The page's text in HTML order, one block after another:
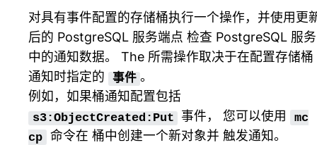
对具有事件配置的存储桶执行一个操作，并使用更
后的 PostgreSQL 服务端点 检查 PostgreSQL 服务
中的通知数据。 The 所需操作取决于在配置存储桶
通知时指定的
事件 。
例如，如果桶通知配置包括
s3:ObjectCreated:Put 事件， 您可以使用
mc
cp 命令在 桶中创建一个新对象并 触发通知。